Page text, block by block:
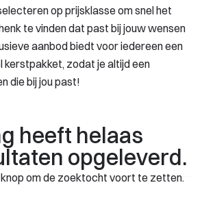
op prijsklasse om snel het
te vinden dat past bij jouw wensen
aanbod biedt voor iedereen een
kerstpakket, zodat je altijd een
die bij jou past!
heeft helaas
opgeleverd.
knop om de zoektocht voort te zetten.